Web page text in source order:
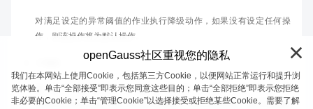
对满足设定的异常阈值的作业执行降级动作，如果没有设定任何操
作，则该操作将为默认操作。
仅用于更新I/O资源读数据上限，用于设置
“blkio.throttle.read_bps_device”的数值；为字符串类型，该字符串由
openGauss社区重视您的隐私
我们在本网站上使用Cookie，包括第三方Cookie，以便网站正常运行和提升浏
览体验。单击“全部接受”即表示您同意这些目的；单击“全部拒绝”即表示您拒绝
非必要的Cookie；单击“管理Cookie”以选择接受或拒绝某些Cookie。需要了解